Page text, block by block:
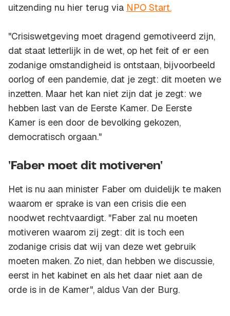
uitzending nu hier terug via NPO Start.
"Crisiswetgeving moet dragend gemotiveerd zijn,
dat staat letterlijk in de wet, op het feit of er een
zodanige omstandigheid is ontstaan, bijvoorbeeld
oorlog of een pandemie, dat je zegt: dit moeten we
inzetten. Maar het kan niet zijn dat je zegt: we
hebben last van de Eerste Kamer. De Eerste
Kamer is een door de bevolking gekozen,
democratisch orgaan."
'Faber moet dit motiveren'
Het is nu aan minister Faber om duidelijk te maken
waarom er sprake is van een crisis die een
noodwet rechtvaardigt. "Faber zal nu moeten
motiveren waarom zij zegt: dit is toch een
zodanige crisis dat wij van deze wet gebruik
moeten maken. Zo niet, dan hebben we discussie,
eerst in het kabinet en als het daar niet aan de
orde is in de Kamer", aldus Van der Burg.